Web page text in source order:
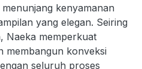
kenyamanan
yang elegan. Seiring
Naeka memperkuat
membangun konveksi
seluruh proses